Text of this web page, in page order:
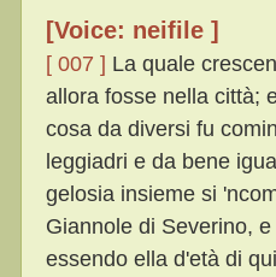
[Voice: neifile ]
[ 007 ] La quale
allora fosse nella città;
cosa da diversi fu
leggiadri e da bene
gelosia insieme si
Giannole di Severino,
essendo ella d'età di